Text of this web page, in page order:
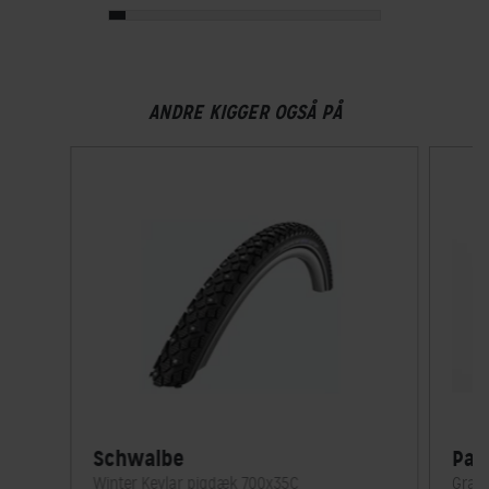
ANDRE KIGGER OGSÅ PÅ
Schwalbe
Winter Kevlar pigdæk 700x35C